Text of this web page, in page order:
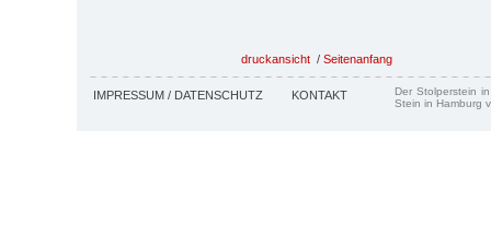
druckansicht / Seitenanfang
IMPRESSUM / DATENSCHUTZ KONTAKT
Der Stolperstein
Stein in Hamburg